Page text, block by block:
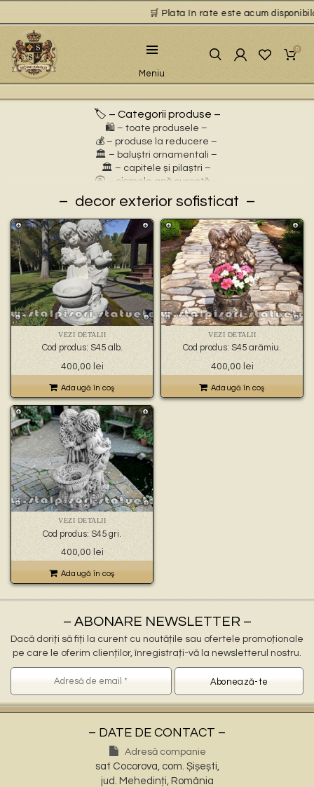
🛒 Plata în rate este acum
Meniu
0
🏷️ – Categorii produse –
🛍️ – toate produsele –
💰 – produse la reducere –
🏛 – baluștri ornamentali –
🏛 – capitele și pilaștri –
🚰 – cișmele apă curentă –
⛲ – fântâni arteziene –
🎀 – idei de cadouri –
🪴 – jardiniere cu personaje –
🌸 – jardiniere pentru flori –
🏗 – socluri și stative –
🦌 – statuete animale sălbatice –
🐕 – statuete animale domestice –
🧘 – statuete buddha –
🧺 – statuete cu coșulețe –
🐉 – statuete gargoyles –
👼 – statuete religioase și îngerași –
🦜 – statuete păsări –
💧 – statuete pentru fântâni –
🍄 – statuete pitici și troli –
🏺 – vaze pentru flori –
decor exterior sofisticat
VEZI DETALII
Cod produs: S45 alb.
400,00 lei
Adaugă în coş
VEZI DETALII
Cod produs: S45 arămiu.
400,00 lei
Adaugă în coş
VEZI DETALII
Cod produs: S45 gri.
400,00 lei
Adaugă în coş
– ABONARE NEWSLETTER –
Dacă doriți să fiți la curent cu noutățile sau ofertele promoționale
pe care le oferim clienților, înregistrați-vă la newsletterul nostru.
– DATE DE CONTACT –
Adresă companie
sat Cocorova, com. Șișești,
jud. Mehedinți, România